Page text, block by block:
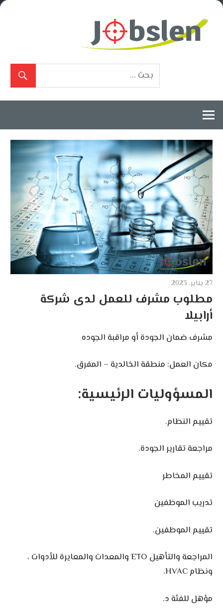
Skip
27 يناير، 2023
مطلوب مشرف للعمل لدى شركة
أرابيلا
مشرف ضمان الجودة أو مراقبة الجوده
مكان العمل: منطقة الخالدية – المفرق.
المسؤوليات الرئيسية:
تقييم النظام.
مراجعة تقارير الجودة.
تقييم المخاطر
تدريب الموظفين
تقييم الموظفين.
المراجعة والتأهيل ETO والمعدات والمعايرة للأدوات ،
ونظام HVAC.
مؤهل للفئة د.